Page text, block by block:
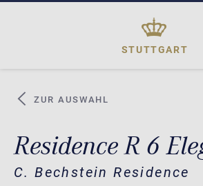
STUTTGART
ZUR AUSWAHL
Residence R 6
C. Bechstein Residence